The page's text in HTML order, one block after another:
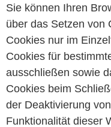
Sie können Ihren
über das Setzen von
Cookies nur im
Cookies für
ausschließen sowie
Cookies beim
der Deaktivierung
Funktionalität dieser